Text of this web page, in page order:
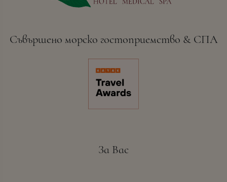
Съвършено морско гостоприемство & СПА
За Вас